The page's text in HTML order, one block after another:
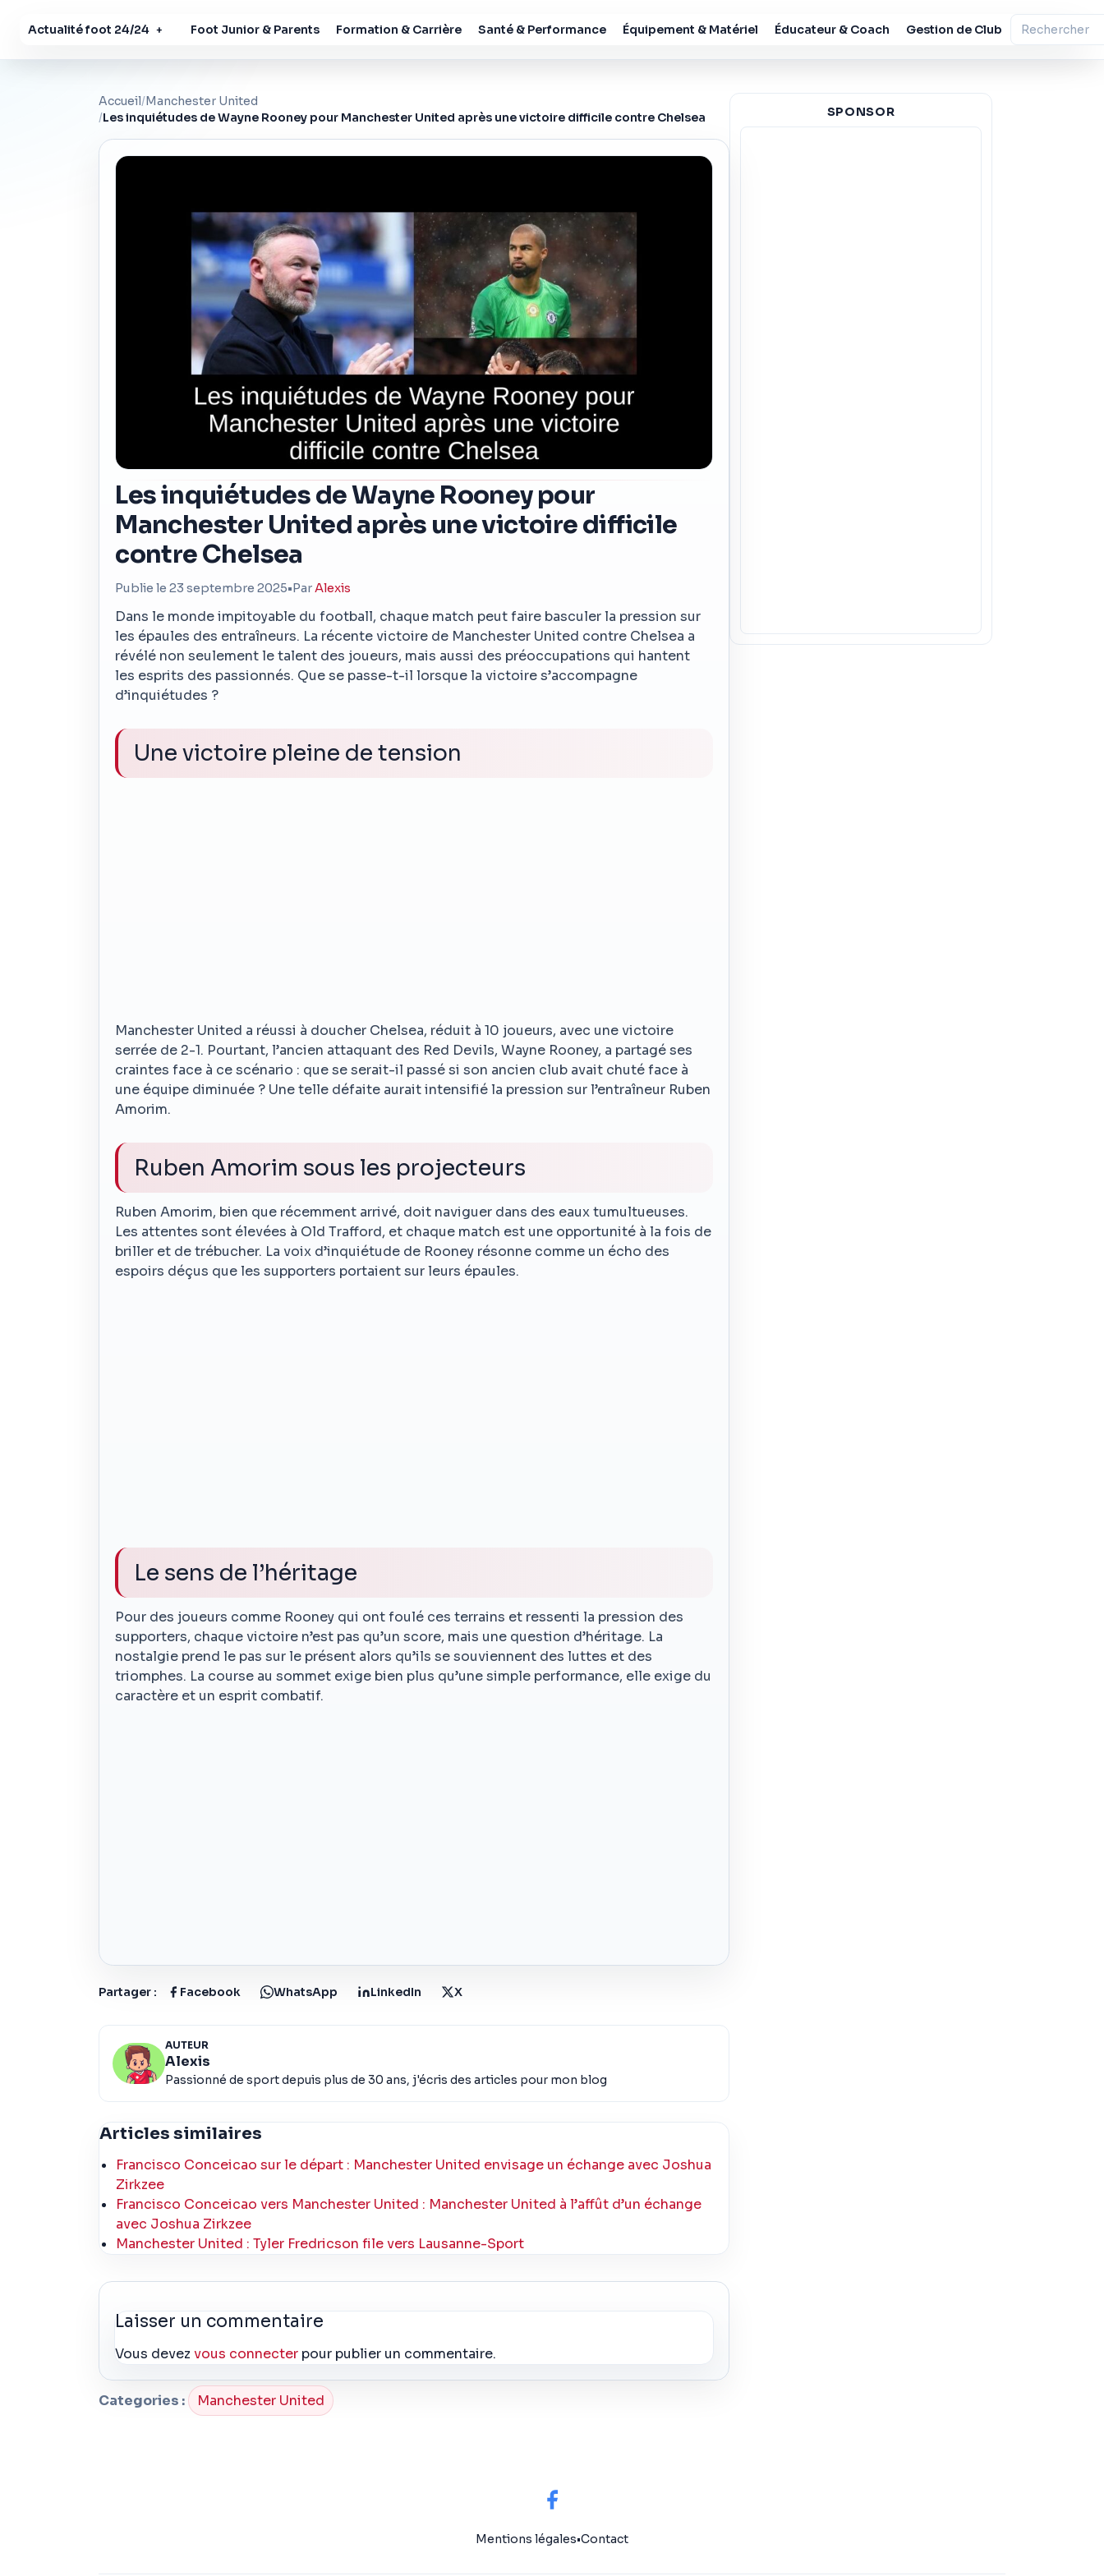
Actualité foot 24/24 + Foot Junior & Parents Formation & Carrière Santé & Performance Équipement & Matériel Éducateur & Coach Gestion de Club
Accueil/Manchester United
/Les inquiétudes de Wayne Rooney pour Manchester United après une victoire difficile contre Chelsea
Les inquiétudes de Wayne Rooney pour
Manchester United après une victoire difficile
contre Chelsea
Publie le 23 septembre 2025•ParAlexis
Dans le monde impitoyable du football, chaque match peut faire basculer la pression sur
les épaules des entraîneurs. La récente victoire de Manchester United contre Chelsea a
révélé non seulement le talent des joueurs, mais aussi des préoccupations qui hantent
les esprits des passionnés. Que se passe-t-il lorsque la victoire s’accompagne
d’inquiétudes ?
Une victoire pleine de tension
Manchester United a réussi à doucher Chelsea, réduit à 10 joueurs, avec une victoire
serrée de 2-1. Pourtant, l’ancien attaquant des Red Devils, Wayne Rooney, a partagé ses
craintes face à ce scénario : que se serait-il passé si son ancien club avait chuté face à
une équipe diminuée ? Une telle défaite aurait intensifié la pression sur l’entraîneur Ruben
Amorim.
Ruben Amorim sous les projecteurs
Ruben Amorim, bien que récemment arrivé, doit naviguer dans des eaux tumultueuses.
Les attentes sont élevées à Old Trafford, et chaque match est une opportunité à la fois de
briller et de trébucher. La voix d’inquiétude de Rooney résonne comme un écho des
espoirs déçus que les supporters portaient sur leurs épaules.
Le sens de l’héritage
Pour des joueurs comme Rooney qui ont foulé ces terrains et ressenti la pression des
supporters, chaque victoire n’est pas qu’un score, mais une question d’héritage. La
nostalgie prend le pas sur le présent alors qu’ils se souviennent des luttes et des
triomphes. La course au sommet exige bien plus qu’une simple performance, elle exige du
caractère et un esprit combatif.
Partager : Facebook WhatsApp LinkedIn X
AUTEUR
Alexis
Passionné de sport depuis plus de 30 ans, j'écris des articles pour mon blog
Articles similaires
Francisco Conceicao sur le départ : Manchester United envisage un échange avec Joshua
Zirkzee
Francisco Conceicao vers Manchester United : Manchester United à l’affût d’un échange
avec Joshua Zirkzee
Manchester United : Tyler Fredricson file vers Lausanne-Sport
Laisser un commentaire
Vous devezvous connecter pour publier un commentaire.
Categories : Manchester United
SPONSOR
Mentions légales•Contact